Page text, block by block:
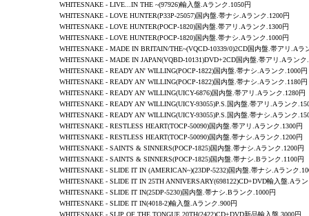
WHITESNAKE - LIVE...IN THE ~(97926)輸入盤.Aランク.1050円
WHITESNAKE - LOVE HUNTER(P33P-25057)国内盤.帯ナシ.Aランク.1200円
WHITESNAKE - LOVE HUNTER(POCP-1820)国内盤.帯アリ.Aランク.1300円
WHITESNAKE - LOVE HUNTER(POCP-1820)国内盤.帯ナシ.Aランク.1000円
WHITESNAKE - MADE IN BRITAIN/THE~(VQCD-10339/0)2CD国内盤.帯アリ.Aラ
WHITESNAKE - MADE IN JAPAN(VQBD-10131)DVD+2CD国内盤.帯アリ.Aランク
WHITESNAKE - READY AN' WILLING(POCP-1822)国内盤.帯ナシ.Aランク.1000円
WHITESNAKE - READY AN' WILLING(POCP-1822)国内盤.帯ナシ.Aランク.1180円
WHITESNAKE - READY AN' WILLING(UICY-6876)国内盤.帯アリ.Aランク.1280円
WHITESNAKE - READY AN' WILLING(UICY-93055)P.S.国内盤.帯アリ.Aランク
WHITESNAKE - READY AN' WILLING(UICY-93055)P.S.国内盤.帯ナシ.Aランク
WHITESNAKE - RESTLESS HEART(TOCP-50090)国内盤.帯アリ.Aランク.1300円
WHITESNAKE - RESTLESS HEART(TOCP-50090)国内盤.帯ナシ.Aランク.1200円
WHITESNAKE - SAINTS & SINNERS(POCP-1825)国内盤.帯ナシ.Aランク.1200円
WHITESNAKE - SAINTS & SINNERS(POCP-1825)国内盤.帯ナシ.Bランク.1100円
WHITESNAKE - SLIDE IT IN (AMERICAN~)(23DP-5232)国内盤.帯ナシ.Aランク
WHITESNAKE - SLIDE IT IN 25TH ANNIVERSARY(698122)CD+DVD輸入盤.Aラ
WHITESNAKE - SLIDE IT IN(25DP-5230)国内盤.帯ナシ.Bランク.1000円
WHITESNAKE - SLIDE IT IN(4018-2)輸入盤.Aランク.900円
WHITESNAKE - SLIP OF THE TONGUE 20TH(2422)CD+DVD新品輸入盤.3000円